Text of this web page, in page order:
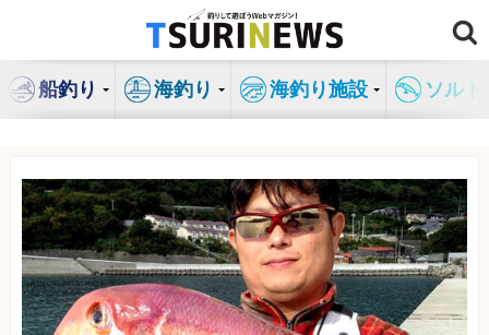
ン
船釣り 海釣り 海釣り施設 ソル